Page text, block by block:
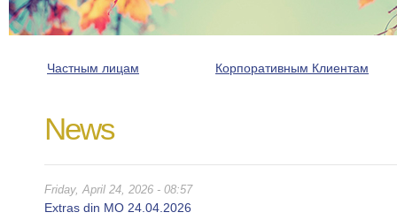
Частным лицам Корпоративным Клиентам
News
Friday, April 24, 2026 - 08:57
Extras din MO 24.04.2026